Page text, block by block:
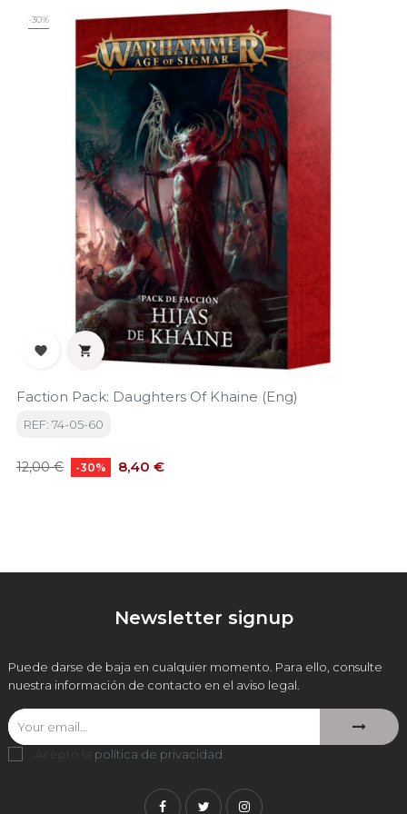
-30%
 
Faction Pack: Daughters Of Khaine (Eng)
REF: 74-05-60
Precio
12,00 € -30% Precio
8,40 €
Newsletter signup
Puede darse de baja en cualquier momento. Para ello, consulte
nuestra información de contacto en el aviso legal.
Acepto la política de privacidad
FacebookTwitterInstagram